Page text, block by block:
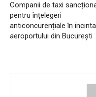
Companii de taxi
pentru înțelegeri
anticoncurențiale în incinta
aeroportului din București